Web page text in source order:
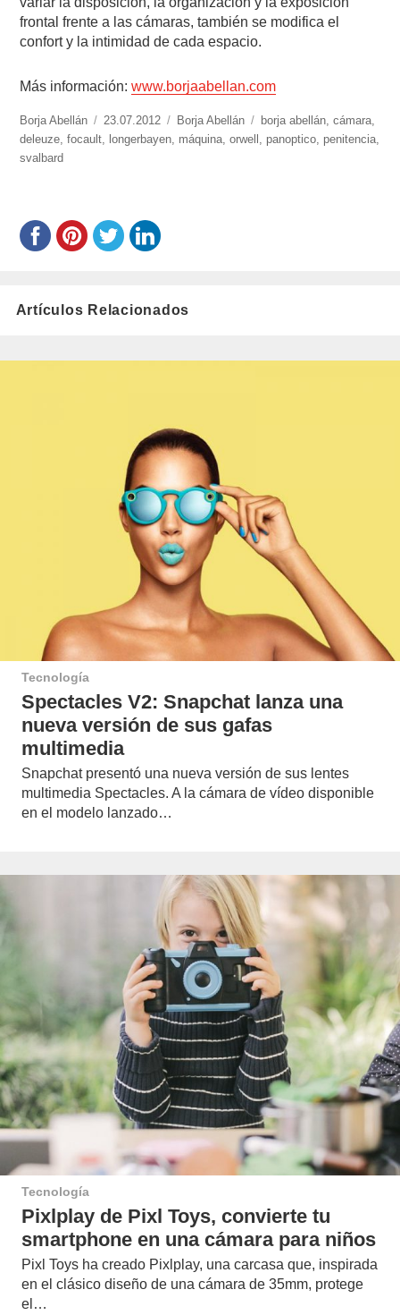
frontal frente a las cámaras, también se modifica el
confort y la intimidad de cada espacio.
Más información:www.borjaabellan.com
https://www.experimenta.es/author/Borja%20Abellán/
Borja Abellán
Publicado
el
23.07.2012 Categorías
Borja Abellán Etiquetas
borja abellán ,cámara
deleuze ,focault longerbayen máquina ,orwell panoptico penitencia
svalbard
Artículos Relacionados
Tecnología
Spectacles V2: Snapchat lanza una
nueva versión de sus gafas
multimedia
Snapchat presentó una nueva versión de sus lentes
multimedia Spectacles. A la cámara de vídeo disponible
en el modelo lanzado…
Tecnología
Pixlplay de Pixl Toys, convierte tu
smartphone en una cámara para niños
Pixl Toys ha creado Pixlplay, una carcasa que, inspirada
en el clásico diseño de una cámara de 35mm, protege
el…